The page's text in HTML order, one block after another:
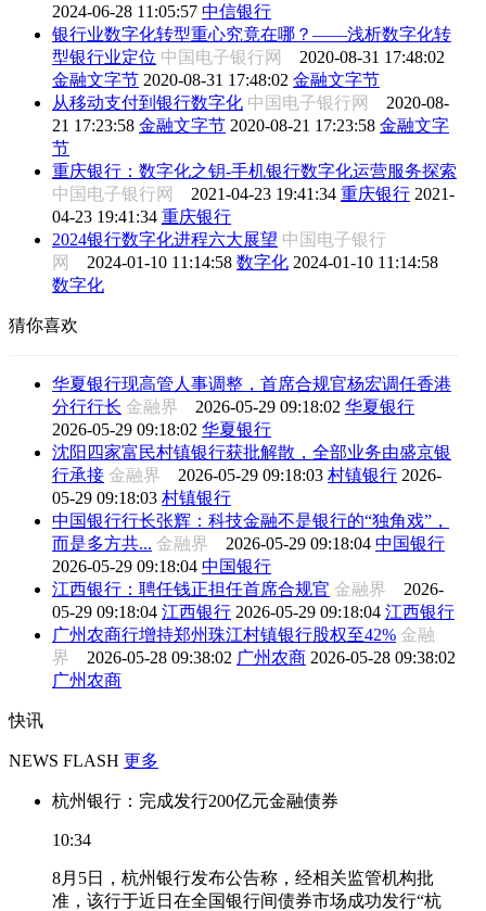
2024-06-28 11:05:57 中信银行
银行业数字化转型重心究竟在哪？——浅析数字化转
型银行业定位 中国电子银行网 2020-08-31 17:48:02
金融文字节 2020-08-31 17:48:02 金融文字节
从移动支付到银行数字化 中国电子银行网 2020-08-
21 17:23:58 金融文字节 2020-08-21 17:23:58 金融文字
节
重庆银行：数字化之钥-手机银行数字化运营服务探索
中国电子银行网 2021-04-23 19:41:34 重庆银行 2021-
04-23 19:41:34 重庆银行
2024银行数字化进程六大展望 中国电子银行
网 2024-01-10 11:14:58 数字化 2024-01-10 11:14:58
数字化
猜你喜欢
华夏银行现高管人事调整，首席合规官杨宏调任香港
分行行长 金融界 2026-05-29 09:18:02 华夏银行
2026-05-29 09:18:02 华夏银行
沈阳四家富民村镇银行获批解散，全部业务由盛京银
行承接 金融界 2026-05-29 09:18:03 村镇银行 2026-
05-29 09:18:03 村镇银行
中国银行行长张辉：科技金融不是银行的“独角戏”，
而是多方共... 金融界 2026-05-29 09:18:04 中国银行
2026-05-29 09:18:04 中国银行
江西银行：聘任钱正担任首席合规官 金融界 2026-
05-29 09:18:04 江西银行 2026-05-29 09:18:04 江西银行
广州农商行增持郑州珠江村镇银行股权至42% 金融
界 2026-05-28 09:38:02 广州农商 2026-05-28 09:38:02
广州农商
快讯
NEWS FLASH 更多
杭州银行：完成发行200亿元金融债券
10:34
8月5日，杭州银行发布公告称，经相关监管机构批
准，该行于近日在全国银行间债券市场成功发行“杭